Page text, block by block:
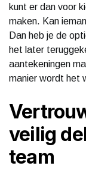
kunt er dan voor
maken. Kan
Dan heb je de
het later
aantekeningen
manier wordt het
veilig
team